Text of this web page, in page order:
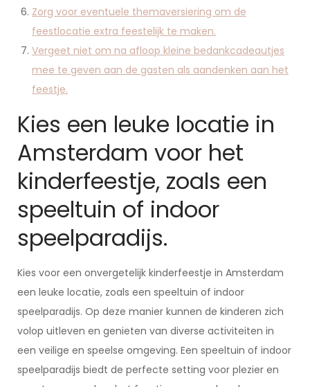
Zorg voor eventuele themaversiering om de
feestlocatie extra feestelijk te maken.
Vergeet niet om na afloop kleine bedankcadeautjes
mee te geven aan de gasten als aandenken aan het
feestje.
Kies een leuke locatie in
Amsterdam voor het
kinderfeestje, zoals een
speeltuin of indoor
speelparadijs.
Kies voor een onvergetelijk kinderfeestje in Amsterdam
een leuke locatie, zoals een speeltuin of indoor
speelparadijs. Op deze manier kunnen de kinderen zich
volop uitleven en genieten van diverse activiteiten in
een veilige en speelse omgeving. Een speeltuin of indoor
speelparadijs biedt de perfecte setting voor plezier en